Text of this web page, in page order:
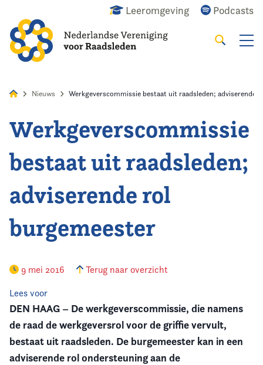
Leeromgeving Podcasts
Zoeken
Home
Agenda
Nieuws
Opleiding
Nieuws Werkgeverscommissie bestaat uit raadsleden; adviserende
Werkgeverscommissie
bestaat uit raadsleden;
adviserende rol
burgemeester
9 mei 2016 Terug naar overzicht
Lees voor
DEN HAAG – De werkgeverscommissie, die namens
de raad de werkgeversrol voor de griffie vervult,
bestaat uit raadsleden. De burgemeester kan in een
adviserende rol ondersteuning aan de